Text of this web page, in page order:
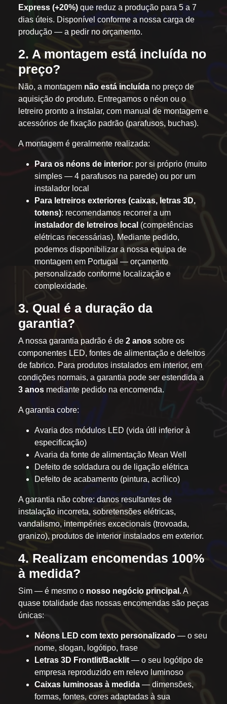
Express (+20%) que reduz a produção para 5 a 7
dias úteis. Disponível conforme a nossa carga de
produção — a pedir no orçamento.
2. A montagem está incluída no
preço?
Não, a montagem não está incluída no preço de
aquisição do produto. Entregamos o néon ou o
letreiro pronto a instalar, com manual de montagem e
acessórios de fixação padrão (parafusos, buchas).
A montagem é geralmente realizada:
Para os néons de interior: por si próprio (muito
simples — 4 parafusos na parede) ou por um
instalador local
Para letreiros exteriores (caixas, letras 3D,
totens): recomendamos recorrer a um
instalador de letreiros local (competências
elétricas necessárias). Mediante pedido,
podemos disponibilizar a nossa equipa de
montagem em Portugal — orçamento
personalizado conforme localização e
complexidade.
3. Qual é a duração da
garantia?
A nossa garantia padrão é de 2 anos sobre os
componentes LED, fontes de alimentação e defeitos
de fabrico. Para produtos instalados em interior, em
condições normais, a garantia pode ser estendida a
3 anos mediante pedido na encomenda.
A garantia cobre:
Avaria dos módulos LED (vida útil inferior à
especificação)
Avaria da fonte de alimentação Mean Well
Defeito de soldadura ou de ligação elétrica
Defeito de acabamento (pintura, acrílico)
A garantia não cobre: danos resultantes de
instalação incorreta, sobretensões elétricas,
vandalismo, intempéries excecionais (trovoada,
granizo), produtos de interior instalados em exterior.
4. Realizam encomendas 100%
à medida?
Sim — é mesmo o nosso negócio principal . A
quase totalidade das nossas encomendas são peças
únicas:
Néons LED com texto personalizado — o seu
nome, slogan, logótipo, frase
Letras 3D Frontlit/Backlit — o seu logótipo de
empresa reproduzido em relevo luminoso
Caixas luminosas à medida — dimensões,
formas, fontes, cores adaptadas à sua